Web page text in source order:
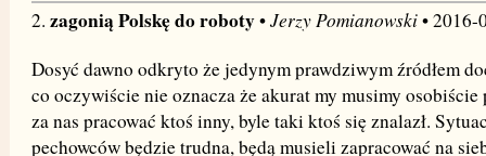
2. zagonią Polskę do roboty•Jerzy Pomianowski• 2016-
Dosyć dawno odkryto że jedynym prawdziwym źródłem
co oczywiście nie oznacza że akurat my musimy osobiście
za nas pracować ktoś inny, byle taki ktoś się znalazł.
pechowców będzie trudna, będą musieli zapracować na